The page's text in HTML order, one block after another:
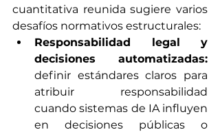
cuantitativa reunida sugiere varios
desafíos normativos estructurales:
Responsabilidad legal y
decisiones automatizadas:
definir estándares claros para
atribuir responsabilidad
cuando sistemas de IA influyen
en decisiones públicas o